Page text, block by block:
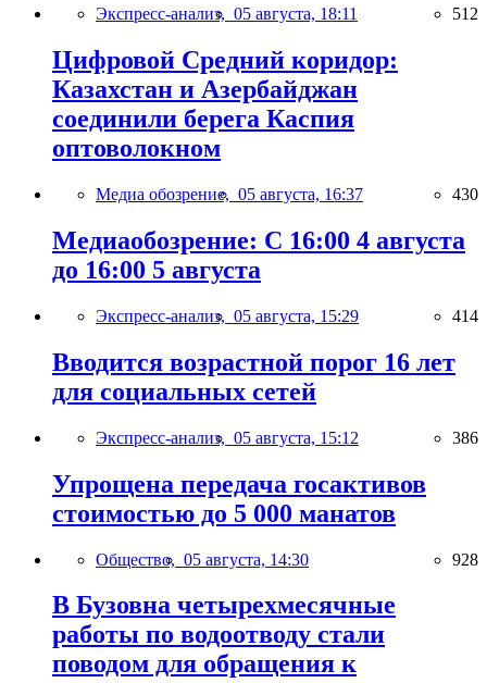
Экспресс-анализ, 05 августа, 18:11 512
Цифровой Средний коридор:
Казахстан и Азербайджан
соединили берега Каспия
оптоволокном
Медиа обозрение, 05 августа, 16:37 430
Медиаобозрение: С 16:00 4 августа
до 16:00 5 августа
Экспресс-анализ, 05 августа, 15:29 414
Вводится возрастной порог 16 лет
для социальных сетей
Экспресс-анализ, 05 августа, 15:12 386
Упрощена передача госактивов
стоимостью до 5 000 манатов
Общество, 05 августа, 14:30 928
В Бузовна четырехмесячные
работы по водоотводу стали
поводом для обращения к